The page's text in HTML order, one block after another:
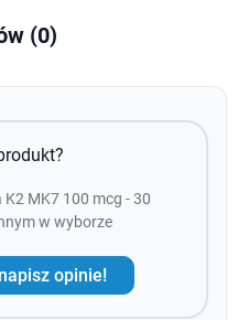
(0)
MK7 100 mcg - 30
w wyborze
opinie!